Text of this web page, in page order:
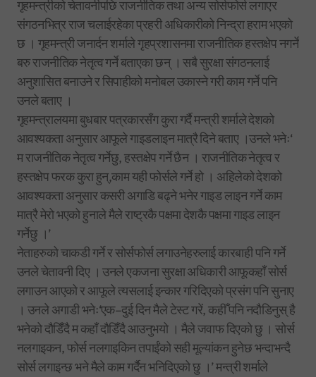
गृहमन्त्रीको चेतावनीपछि राजनीतिक तथा अन्य सोर्सफोर्स लगाएर
संगठनभित्र राज चलाईरहेका प्रहरी अधिकारीको निन्द्रा हराम भएको
छ । गृहमन्त्री जनार्दन शर्माले गृहप्रशासनमा राजनीतिक हस्तक्षेप नगर्ने
बरु राजनीतिक नेतृत्व गर्ने बताएका छन् । सबै सुरक्षा संगठनलाई
अनुशासित बनाउने र सिपाहीको मनोबल उकास्ने गरी काम गर्ने पनि
उनले बताए ।
गृहमन्त्रालयमा बुधबार पत्रकारसँग कुरा गर्दै मन्त्री शर्माले देशको
आवश्यकता अनुसार आफूले गाइडलाइन मात्रै दिने बताए ।उनले भनेः‘
म राजनीतिक नेतृत्व गर्नेछु, हस्तक्षेप गर्ने छैन । राजनीतिक नेतृत्व र
हस्तक्षेप फरक कुरा हुन्,काम यही फोर्सले गर्ने हो । अहिलेको देशको
आवश्यकता अनुसार कसरी अगाडि बढ्ने भनेर गाइड लाइन गर्ने काम
मात्रै मेरो भएको हुनाले मैले राष्ट्रकै पक्षमा देशकै पक्षमा गाइड लाइन
गर्नेछु ।’
नेताहरुको चाकडी गर्ने र सोर्सफोर्स लगाउनेहरुलाई कारबाही पनि गर्ने
उनले चेतावनी दिए । उनले एकजना सुरक्षा अधिकारी आफूकहाँ सोर्स
लगाउन आएको र आफूले त्यसलाई इन्कार गरिदिएको प्रसंग पनि सुनाए
। उनले अगाडी भनेः‘एक–दुई दिन मैले टेस्ट गरें, कहीँ पनि नदौडिनुस् है
भनेको दौडिँदै म कहाँ दौडिँदै आउनुभयो । मैले जवाफ दिएको छु । सोर्स
नलगाइकन, फोर्स नलगाइकिन तपाईंको सही मूल्यांकन हुनेछ भन्दाभन्दै
सोर्स लगाइन्छ भने मैले काम गर्दैन भनिदिएको छु ।’ मन्त्री शर्माले